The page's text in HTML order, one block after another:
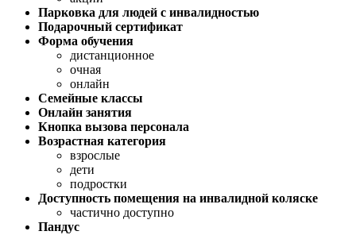
Парковка для людей с инвалидностью
Подарочный сертификат
Форма обучения
дистанционное
очная
онлайн
Семейные классы
Онлайн занятия
Кнопка вызова персонала
Возрастная категория
взрослые
дети
подростки
Доступность помещения на инвалидной коляске
частично доступно
Пандус